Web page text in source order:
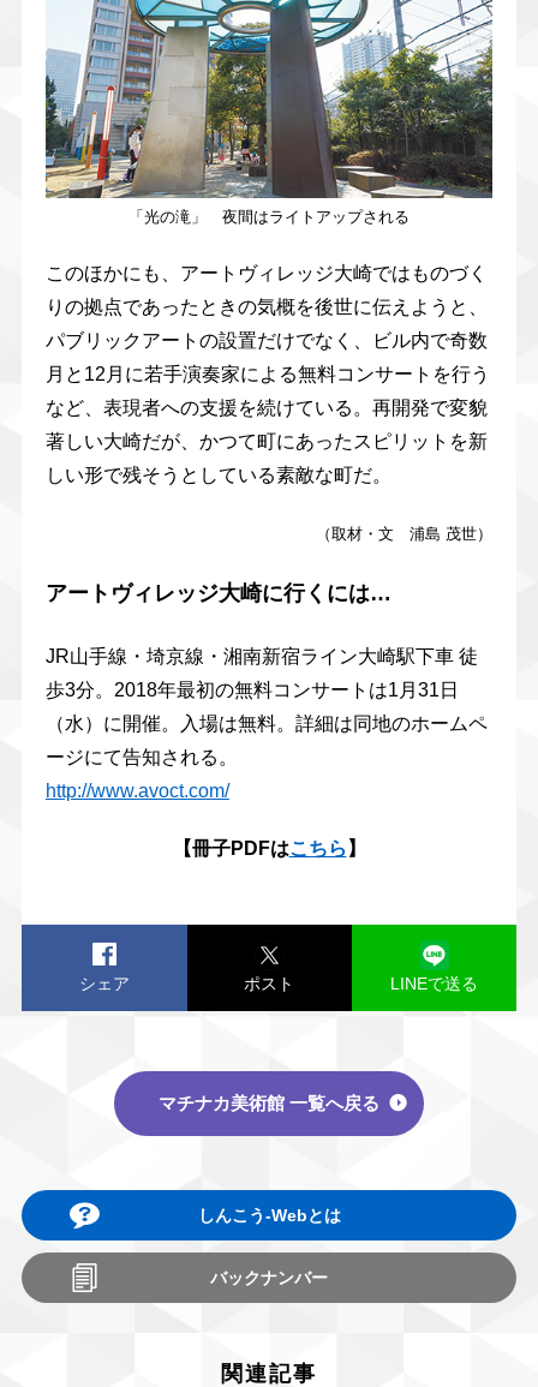
「光の滝」 夜間はライトアップされる
このほかにも、アートヴィレッジ大崎ではものづく
りの拠点であったときの気概を後世に伝えようと、
パブリックアートの設置だけでなく、ビル内で奇数
月と12月に若手演奏家による無料コンサートを行う
など、表現者への支援を続けている。再開発で変貌
著しい大崎だが、かつて町にあったスピリットを新
しい形で残そうとしている素敵な町だ。
（取材・文 浦島 茂世）
アートヴィレッジ大崎に行くには…
JR山手線・埼京線・湘南新宿ライン大崎駅下車 徒
歩3分。2018年最初の無料コンサートは1月31日
（水）に開催。入場は無料。詳細は同地のホームペ
ージにて告知される。
http://www.avoct.com/
【冊子PDFはこちら 】
シェア ポスト LINEで送る
マチナカ美術館 一覧へ戻る
しんこう-Webとは
バックナンバー
関連記事